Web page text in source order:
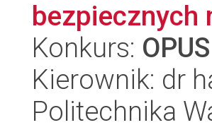
bezpiecznych
Konkurs:
Kierownik: dr
Politechnika